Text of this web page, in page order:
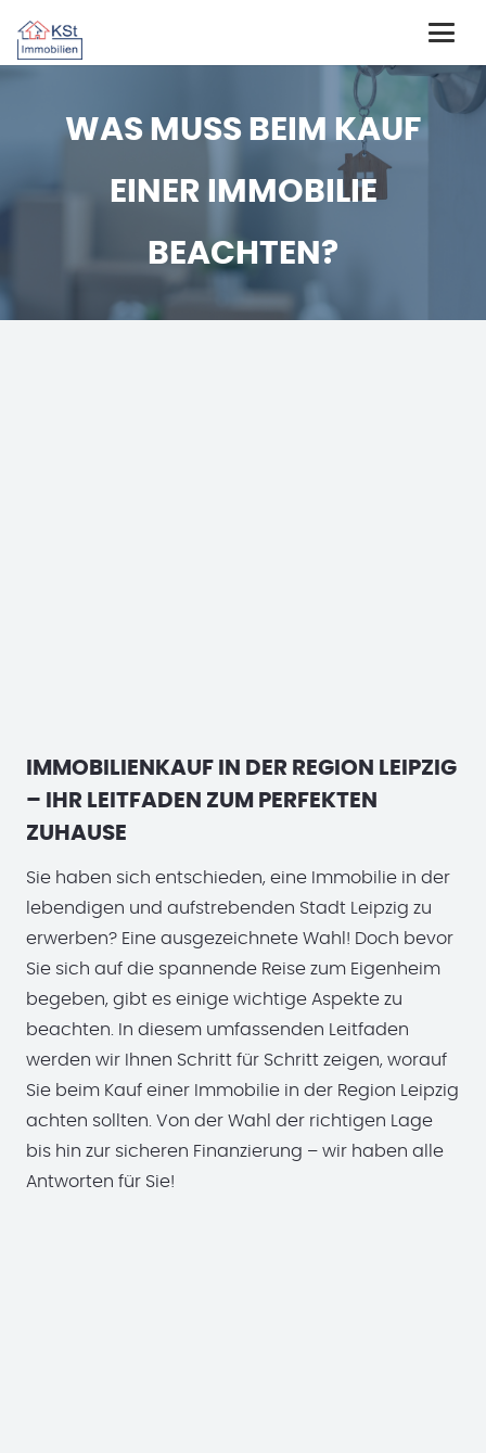
WAS MUSS BEIM KAUF
EINER IMMOBILIE
BEACHTEN?
IMMOBILIENKAUF IN DER REGION LEIPZIG
– IHR LEITFADEN ZUM PERFEKTEN
ZUHAUSE
Sie haben sich entschieden, eine Immobilie in der
lebendigen und aufstrebenden Stadt Leipzig zu
erwerben? Eine ausgezeichnete Wahl! Doch bevor
Sie sich auf die spannende Reise zum Eigenheim
begeben, gibt es einige wichtige Aspekte zu
beachten. In diesem umfassenden Leitfaden
werden wir Ihnen Schritt für Schritt zeigen, worauf
Sie beim Kauf einer Immobilie in der Region Leipzig
achten sollten. Von der Wahl der richtigen Lage
bis hin zur sicheren Finanzierung – wir haben alle
Antworten für Sie!